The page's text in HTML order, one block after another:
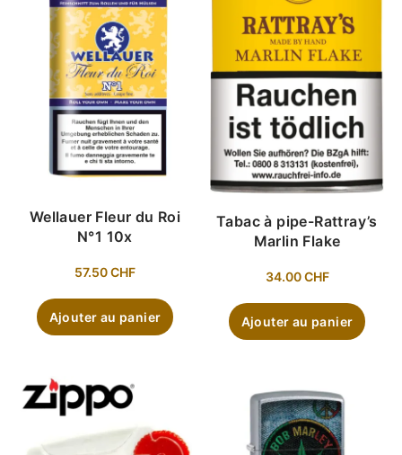
Wellauer Fleur du Roi
N°1 10x
57.50CHF
Ajouter au panier
Tabac à pipe-Rattray’s
Marlin Flake
34.00CHF
Ajouter au panier